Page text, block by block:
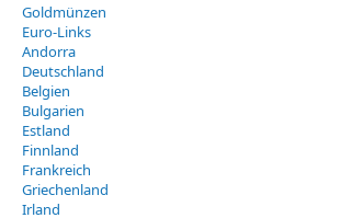
Goldmünzen
Euro-Links
Andorra
Deutschland
Belgien
Bulgarien
Estland
Finnland
Frankreich
Griechenland
Irland